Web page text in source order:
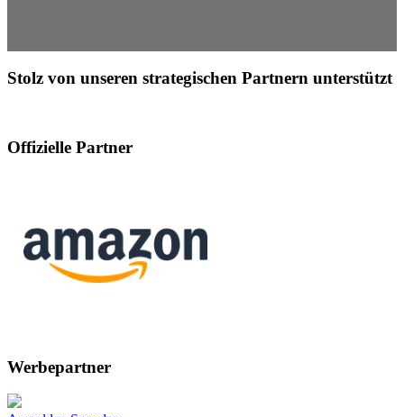
Stolz von unseren strategischen Partnern unterstützt
Offizielle Partner
Werbepartner